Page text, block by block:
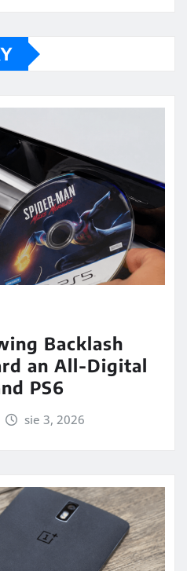
Backlash
an All-Digital
PS6
sie 3, 2026